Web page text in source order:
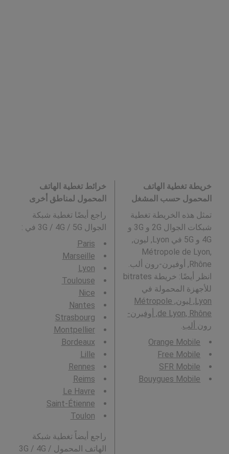
خريطة تغطية الهاتف
المحمول حسب المشغل
تمثل هذه الخريطة تغطية
شبكات الجوال 2G و 3G و
4G و 5G في Lyon, ليون,
Métropole de Lyon,
Rhône, أوفيرن-رون ألب.
انظر أيضًا: خريطة bitrates
للأجهزة المحمولة في
Lyon, ليون, Métropole
de Lyon, Rhône, أوفيرن-
رون ألب
Orange Mobile
Free Mobile
SFR Mobile
Bouygues Mobile
خرائط تغطية الهاتف
المحمول لمناطق أخرى
راجع أيضًا تغطية شبكة
الجوال 3G / 4G / 5G في
:
Paris
Marseille
Lyon
Toulouse
Nice
Nantes
Strasbourg
Montpellier
Bordeaux
Lille
Rennes
Reims
Le Havre
Saint-Étienne
Toulon
راجع أيضاً تغطية شبكة
الهاتف المحمول 3G / 4G /